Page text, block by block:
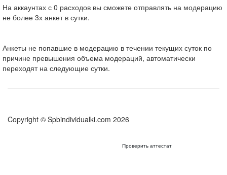
На аккаунтах с 0 расходов вы сможете отправлять на модерацию
не более 3х анкет в сутки.
Анкеты не попавшие в модерацию в течении текущих суток по
причине превышения объема модераций, автоматически
переходят на следующие сутки.
Copyright © Spbindividualki.com 2026
Проверить аттестат